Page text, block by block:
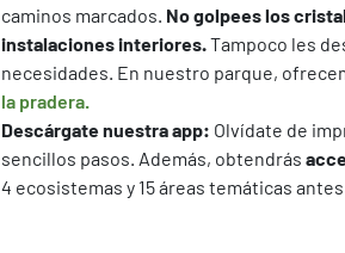
caminos marcados. No golpees los
instalaciones interiores.Tampoco les
necesidades. En nuestro parque,
la pradera.
Descárgate nuestra app: Olvídate de
sencillos pasos. Además, obtendrás
4 ecosistemas y 15 áreas temáticas